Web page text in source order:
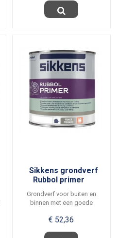
Sikkens grondverf
Rubbol primer
Grondverf voor buiten en
binnen met een goede
€ 52,36